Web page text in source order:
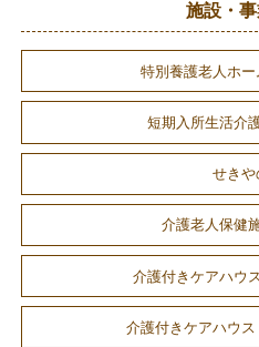
施設・
特別養護老人ホ
短期入所生活介
せきや
介護老人保健
介護付きケアハウ
介護付きケアハウ